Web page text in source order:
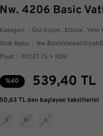
Nw. 4206 Basic
Kategori Üst Giyim , Elbise ,Yeni
Stok Kodu
Fiyat
817,27 TL + KDV
%40 539,40 TL
50,63 TL den başlayan taksitlerle!
S M L